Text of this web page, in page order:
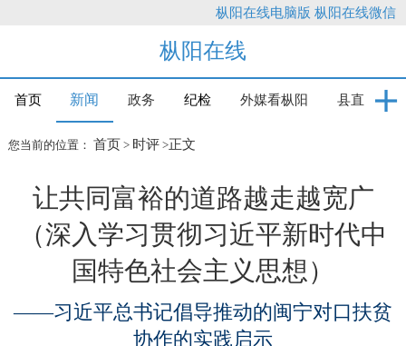
枞阳在线电脑版 枞阳在线微信
枞阳在线
首页 新闻 政务 纪检 外媒看枞阳 县直
您当前的位置： 首页 > 时评>正文
让共同富裕的道路越走越宽广
（深入学习贯彻习近平新时代中
国特色社会主义思想）
——习近平总书记倡导推动的闽宁对口扶贫
协作的实践启示